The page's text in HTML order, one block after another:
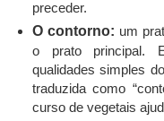
preceder.
O contorno: um
o prato principal.
qualidades simples
traduzida como
curso de vegetais